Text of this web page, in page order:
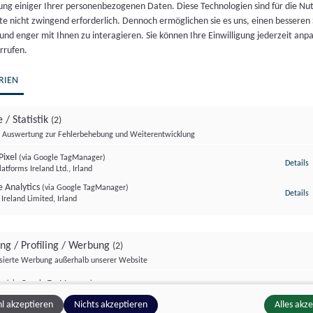
Das deutsche Zukunftsinstitut hat New Work zu einem
12. OKTOBER 2023
einiger Ihrer personenbezogenen Daten. Diese Technologien sind für die
nicht zwingend erforderlich. Dennoch ermöglichen sie es uns, einen besseren
enger mit Ihnen zu interagieren. Sie können Ihre Einwilligung jederzeit
/ Statistik (2)
Auswertung zur Fehlerbehebung und Weiterentwicklung
(via Google TagManager)
Ireland Ltd., Irland
Details
Analytics (via Google TagManager)
Ireland Limited, Irland
Details
/ Profiling / Werbung (2)
Werbung außerhalb unserer Website
(via Google TagManager)
A/S, Dänemark
akzeptieren Nichts akzeptieren Alles